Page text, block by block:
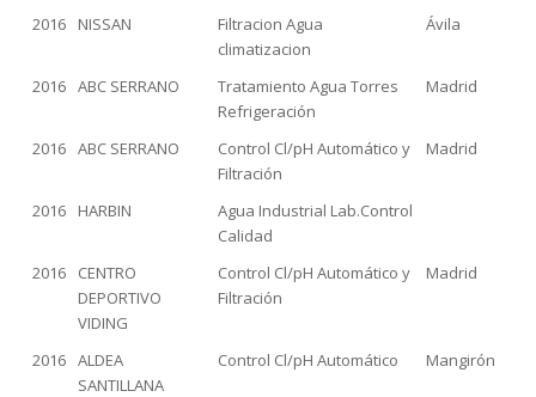
2016 NISSAN
Filtracion Agua
climatizacion
Ávila
2016 ABC SERRANO
Tratamiento Agua Torres
Refrigeración
Madrid
2016 ABC SERRANO
Control Cl/pH Automático y
Filtración
Madrid
2016 HARBIN
Agua Industrial Lab.Control
Calidad
2016
CENTRO
DEPORTIVO
VIDING
Control Cl/pH Automático y
Filtración
Madrid
2016 ALDEA
SANTILLANA
Control Cl/pH Automático Mangirón